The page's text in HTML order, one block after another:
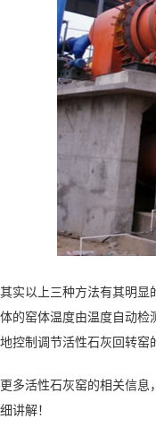
其实以上三种方法有其明显
体的窑体温度由温度自动检
地控制调节活性石灰回转窑
更多活性石灰窑的相关信息
细讲解！